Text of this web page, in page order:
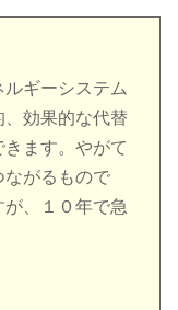
ギーシステム
、効果的な代替
ます。やがて
ながるもので
、１０年で急